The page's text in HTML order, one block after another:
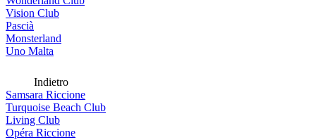
Vision Club
Pascià
Monsterland
Uno Malta
Indietro
Samsara Riccione
Turquoise Beach Club
Living Club
Opéra Riccione